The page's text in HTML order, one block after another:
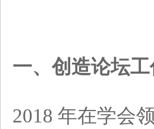
一、创造论坛
2018 年在学会